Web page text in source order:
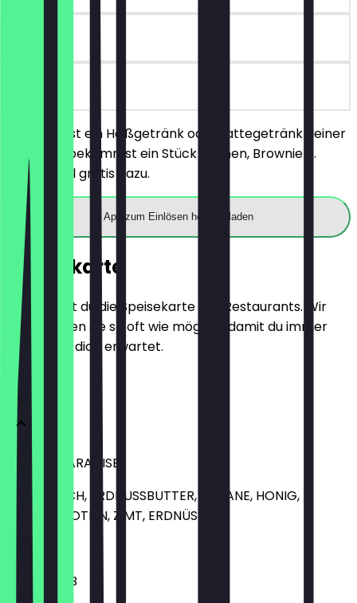
Du bestellst ein Heißgetränk oder Lattegetränk deiner
Wahl und bekommst ein Stück Kuchen, Brownie o.
Energy Ball gratis dazu.
App zum Einlösen herunterladen
Speisekarte
Hier findest du die Speisekarte des Restaurants. Wir
aktualisieren sie so oft wie möglich, damit du immer
weißt, was dich erwartet.
SMOOTHIES
PEANUT PARADISE
HAFERMILCH, ERDNUSSBUTTER, BANANE, HONIG,
VANILLEPROTEIN, ZIMT, ERDNÜSSE
BEET BOMB